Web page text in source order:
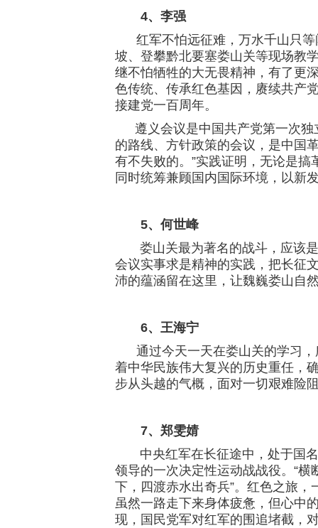
4、李强
红军不怕远征难，万水千山只等
坡、登攀黔北要塞娄山关等现场教
继不怕牺牲的大无畏精神，有了更
色传统、传承红色基因，赓续共产
接建党一百周年。
遵义会议是中国共产党第一次独
的路线、方针政策的会议，是中国
有不失败的。”实践证明，无论是
同时统筹兼顾国内国际环境，以新
5、 何世峰
娄山关最为著名的战斗，应该是
会议实事求是精神的实践，把长征
沛的蕴涵留在这里，让魏巍娄山自
6、 王海宁
通过今天一天在娄山关的学习，
着中华民族伟大复兴的历史重任，
步从头越的气概，面对一切艰难
7、 郑雯婧
中央红军在长征途中，处于国名
领导的一次决定性运动战战役。“
下，四渡赤水出奇兵”。红色之旅
虽然一路走下来身体疲惫，但心中
现，国民党军对红军的围追堵截，